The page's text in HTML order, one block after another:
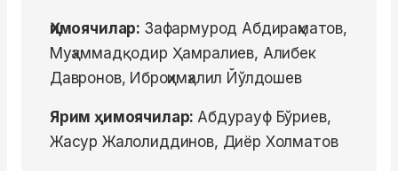
Ҳимоячилар: Зафармурод Абдираҳматов,
Муҳаммадқодир Ҳамралиев, Алибек
Давронов, Иброҳимҳалил Йўлдошев
Ярим ҳимоячилар: Абдурауф Бўриев,
Жасур Жалолиддинов, Диёр Холматов